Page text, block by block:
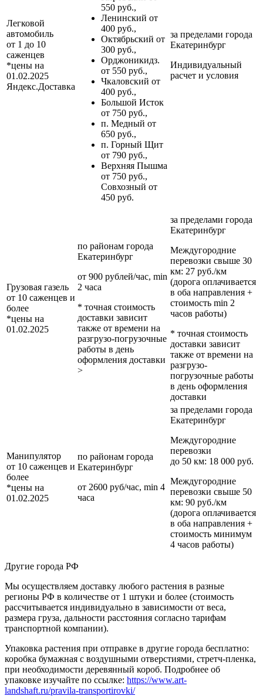
Легковой
автомобиль
от 1 до 10
саженцев
*цены на
01.02.2025
Яндекс.Доставка
550 руб.,
Ленинский от
400 руб.,
Октябрьский от
300 руб.,
Орджоникидз.
от 550 руб.,
Чкаловский от
400 руб.,
Большой Исток
от 750 руб.,
п. Медный от
650 руб.,
п. Горный Щит
от 790 руб.,
Верхняя Пышма
от 750 руб.,
Совхозный от
450 руб.
за пределами города
Екатеринбург
Индивидуальный
расчет и условия
Грузовая газель
от 10 саженцев и
более
*цены на
01.02.2025
по районам города
Екатеринбург
от 900 рублей/час, min
2 часа
* точная стоимость
доставки зависит
также от времени на
разгрузо-погрузочные
работы в день
оформления доставки
>
за пределами города
Екатеринбург
Междугородние
перевозки свыше 30
км: 27 руб./км
(дорога оплачивается
в оба направления +
стоимость min 2
часов работы)
* точная стоимость
доставки зависит
также от времени на
разгрузо-
погрузочные работы
в день оформления
доставки
Манипулятор
от 10 саженцев и
более
*цены на
01.02.2025
по районам города
Екатеринбург
от 2600 руб/час, min 4
часа
за пределами города
Екатеринбург
Междугородние
перевозки
до 50 км: 18 000 руб.
Междугородние
перевозки свыше 50
км: 90 руб./км
(дорога оплачивается
в оба направления +
стоимость минимум
4 часов работы)
Другие города РФ
Мы осуществляем доставку любого растения в разные
регионы РФ в количестве от 1 штуки и более (стоимость
рассчитывается индивидуально в зависимости от веса,
размера груза, дальности расстояния согласно тарифам
транспортной компании).
Упаковка растения при отправке в другие города бесплатно:
коробка бумажная с воздушными отверстиями, стретч-пленка,
при необходимости деревянный короб. Подробнее об
упаковке изучайте по ссылке: https://www.art-
landshaft.ru/pravila-transportirovki/